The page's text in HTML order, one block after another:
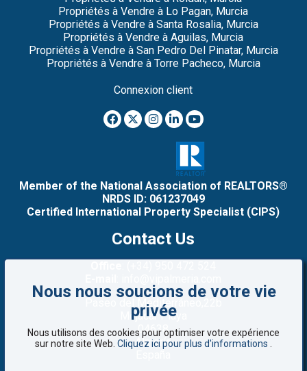
Propriétés à Vendre à Lo Pagan, Murcia
Propriétés à Vendre à Santa Rosalia, Murcia
Propriétés à Vendre à Aguilas, Murcia
Propriétés à Vendre à San Pedro Del Pinatar, Murcia
Propriétés à Vendre à Torre Pacheco, Murcia
Connexion client
Member of the National Association of REALTORS®
NRDS ID: 061237049
Certified International Property Specialist (CIPS)
Contact Us
Paseo del Mediterráneo,22b
Mojacar Playa
04638
Almería
Nous nous soucions de votre vie
privée
Nous utilisons des cookies pour optimiser votre expérience
sur notre site Web. Cliquez ici pour plus d'informations